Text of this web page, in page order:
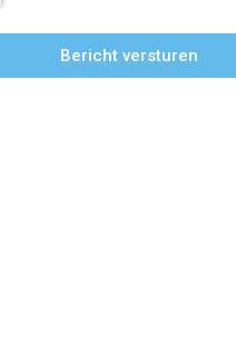
Bericht versturen